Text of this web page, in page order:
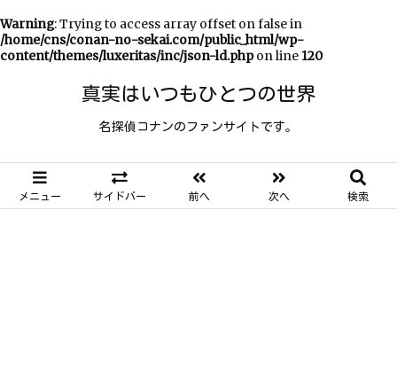
Warning: Trying to access array offset on false in
/home/cns/conan-no-sekai.com/public_html/wp-
content/themes/luxeritas/inc/json-ld.phpon line 120
真実はいつもひとつの世界
名探偵コナンのファンサイトです。
メニュー サイドバー 前へ 次へ 検索